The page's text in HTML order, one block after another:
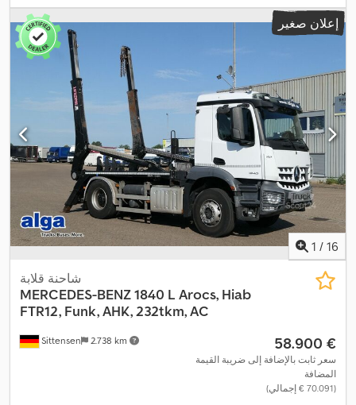
(TÜV):12/2026 , لون:أحمر, نوع التروس:تلقائي, فئة الانبعاثات:يورو 6 ,
العرض الكلي:2.550 مم , الارتفاع الكلي:3.500 مم , معدات:برنامج
الثبات الإلكتروني (ESP), تكييف الهواء, نظام الفرامل المانعة للانغلاق
(ABS),
إعلان صغير
1 / 16
Sittensen 2.738 km
شاحنة قلابة
MERCEDES-BENZ1840 L Arocs, Hiab
FTR12, Funk, AHK, 232tkm, AC
‏58.900 €
سعر ثابت بالإضافة إلى ضريبة القيمة
المضافة
(‏70.091 € إجمالي)